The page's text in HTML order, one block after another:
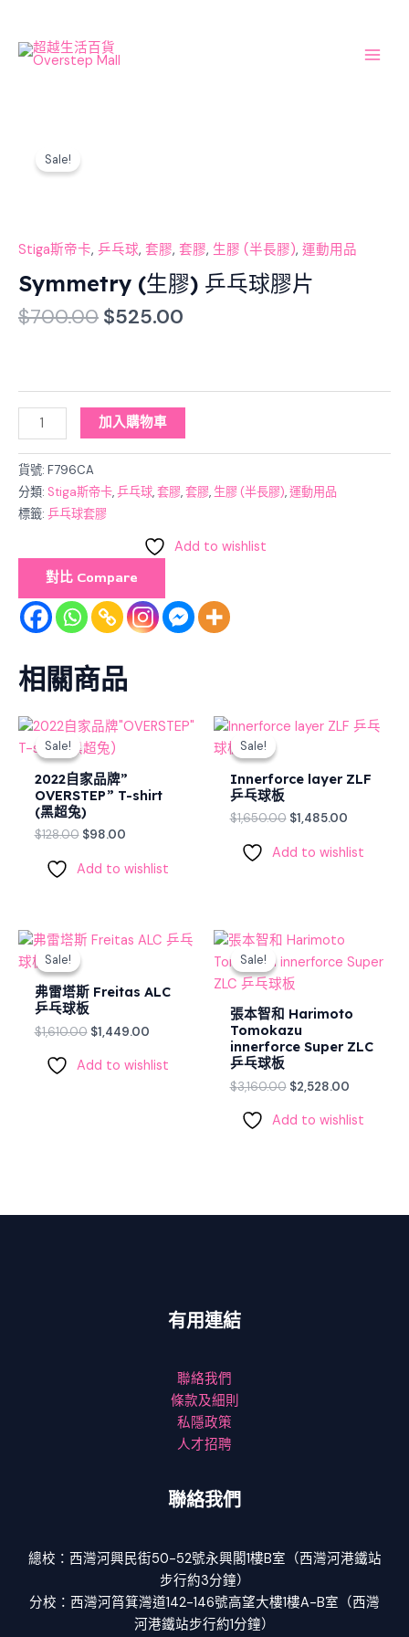
content
Sale!
Stiga斯帝卡, 乒乓球, 套膠, 套膠, 生膠 (半長膠), 運動用品
Symmetry (生膠) 乒乓球膠片
$700.00 $525.00
球
片
數
加入購物車
貨號: F796CA
分類: Stiga斯帝卡,乒乓球,套膠,套膠,生膠 (半長膠),運動用品
標籤: 乒乓球套膠
Add to wishlist
對比 Compare
相關商品
Sale!
Sale!
2022自家品牌”
OVERSTEP” T-shirt
(黑超兔)
$128.00
Original
price
was:
$128.00.
$98.00
Current
Add to wishlist
Sale!
Sale!
Innerforce layer ZLF
乒乓球板
$1,650.00
Original
price
$1,485.00
Current
Add to wishlist
Sale!
Sale!
弗雷塔斯 Freitas ALC
乒乓球板
$1,610.00
Original
$1,610.00.
$1,449.00
Current
Add to wishlist
Sale!
Sale!
張本智和 Harimoto
Tomokazu
innerforce Super ZLC
乒乓球板
$3,160.00
Original
was:
$3,160.00.
$2,528.00
is:
Add to wishlist
有用連結
聯絡我們
條款及細則
私隱政策
人才招聘
聯絡我們
總校：西灣河興民街50-52號永興閣1樓B室（西灣河港鐵站
步行約3分鐘）
分校：西灣河筲箕灣道142-146號高望大樓1樓A-B室（西灣
河港鐵站步行約1分鐘）